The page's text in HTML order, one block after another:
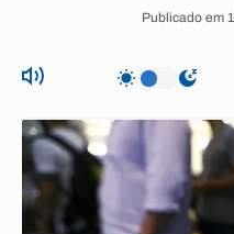
Publicado em